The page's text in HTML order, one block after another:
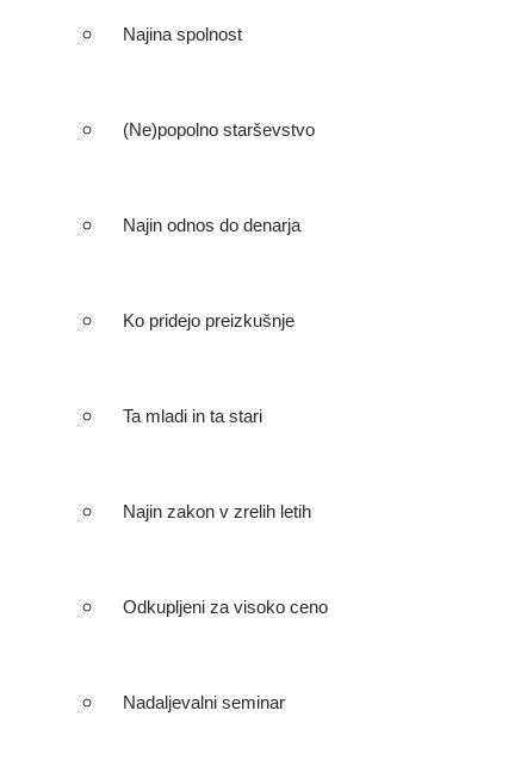
Najina spolnost
(Ne)popolno starševstvo
Najin odnos do denarja
Ko pridejo preizkušnje
Ta mladi in ta stari
Najin zakon v zrelih letih
Odkupljeni za visoko ceno
Nadaljevalni seminar